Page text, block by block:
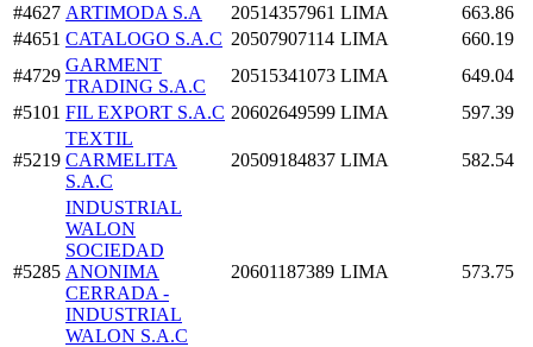
#4627 ARTIMODA S.A 20514357961 LIMA
663.86
#4651 CATALOGO S.A.C 20507907114 LIMA
660.19
#4729
GARMENT
TRADING S.A.C
20515341073 LIMA
649.04
#5101 FIL EXPORT S.A.C 20602649599 LIMA 597.39
#5219
TEXTIL
CARMELITA
S.A.C
20509184837 LIMA 582.54
#5285
INDUSTRIAL
WALON
SOCIEDAD
ANONIMA
CERRADA -
INDUSTRIAL
WALON S.A.C
20601187389 LIMA 573.75